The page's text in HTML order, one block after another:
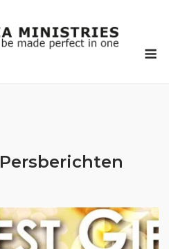
Persberichten